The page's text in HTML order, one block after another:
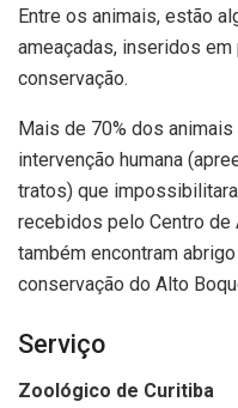
Entre os animais, estão
ameaçadas, inseridos
conservação.
Mais de 70% dos
intervenção humana
tratos) que
recebidos pelo Centro de
também encontram
conservação do Alto
Serviço
Zoológico de Curitiba